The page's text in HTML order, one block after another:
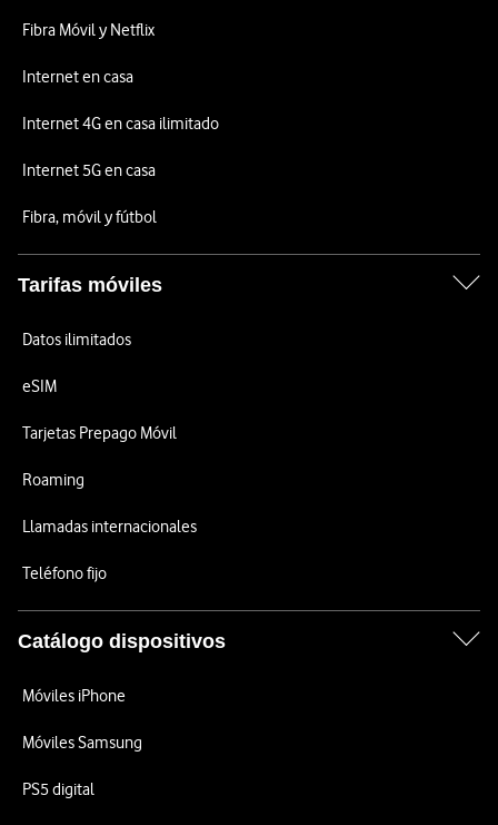
Fibra Móvil y Netflix
Internet en casa
Internet 4G en casa ilimitado
Internet 5G en casa
Fibra, móvil y fútbol
Tarifas móviles
Datos ilimitados
eSIM
Tarjetas Prepago Móvil
Roaming
Llamadas internacionales
Teléfono fijo
Catálogo dispositivos
Móviles iPhone
Móviles Samsung
PS5 digital